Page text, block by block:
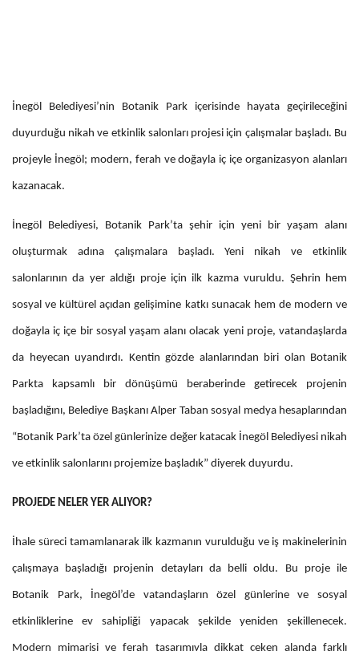
İnegöl Belediyesi’nin Botanik Park içerisinde hayata geçirileceğini
duyurduğu nikah ve etkinlik salonları projesi için çalışmalar başladı. Bu
projeyle İnegöl; modern, ferah ve doğayla iç içe organizasyon alanları
kazanacak.
İnegöl Belediyesi, Botanik Park’ta şehir için yeni bir yaşam alanı
oluşturmak adına çalışmalara başladı. Yeni nikah ve etkinlik
salonlarının da yer aldığı proje için ilk kazma vuruldu. Şehrin hem
sosyal ve kültürel açıdan gelişimine katkı sunacak hem de modern ve
doğayla iç içe bir sosyal yaşam alanı olacak yeni proje, vatandaşlarda
da heyecan uyandırdı. Kentin gözde alanlarından biri olan Botanik
Parkta kapsamlı bir dönüşümü beraberinde getirecek projenin
başladığını, Belediye Başkanı Alper Taban sosyal medya hesaplarından
“Botanik Park’ta özel günlerinize değer katacak İnegöl Belediyesi nikah
ve etkinlik salonlarını projemize başladık” diyerek duyurdu.
PROJEDE NELER YER ALIYOR?
İhale süreci tamamlanarak ilk kazmanın vurulduğu ve iş makinelerinin
çalışmaya başladığı projenin detayları da belli oldu. Bu proje ile
Botanik Park, İnegöl’de vatandaşların özel günlerine ve sosyal
etkinliklerine ev sahipliği yapacak şekilde yeniden şekillenecek.
Modern mimarisi ve ferah tasarımıyla dikkat çeken alanda farklı